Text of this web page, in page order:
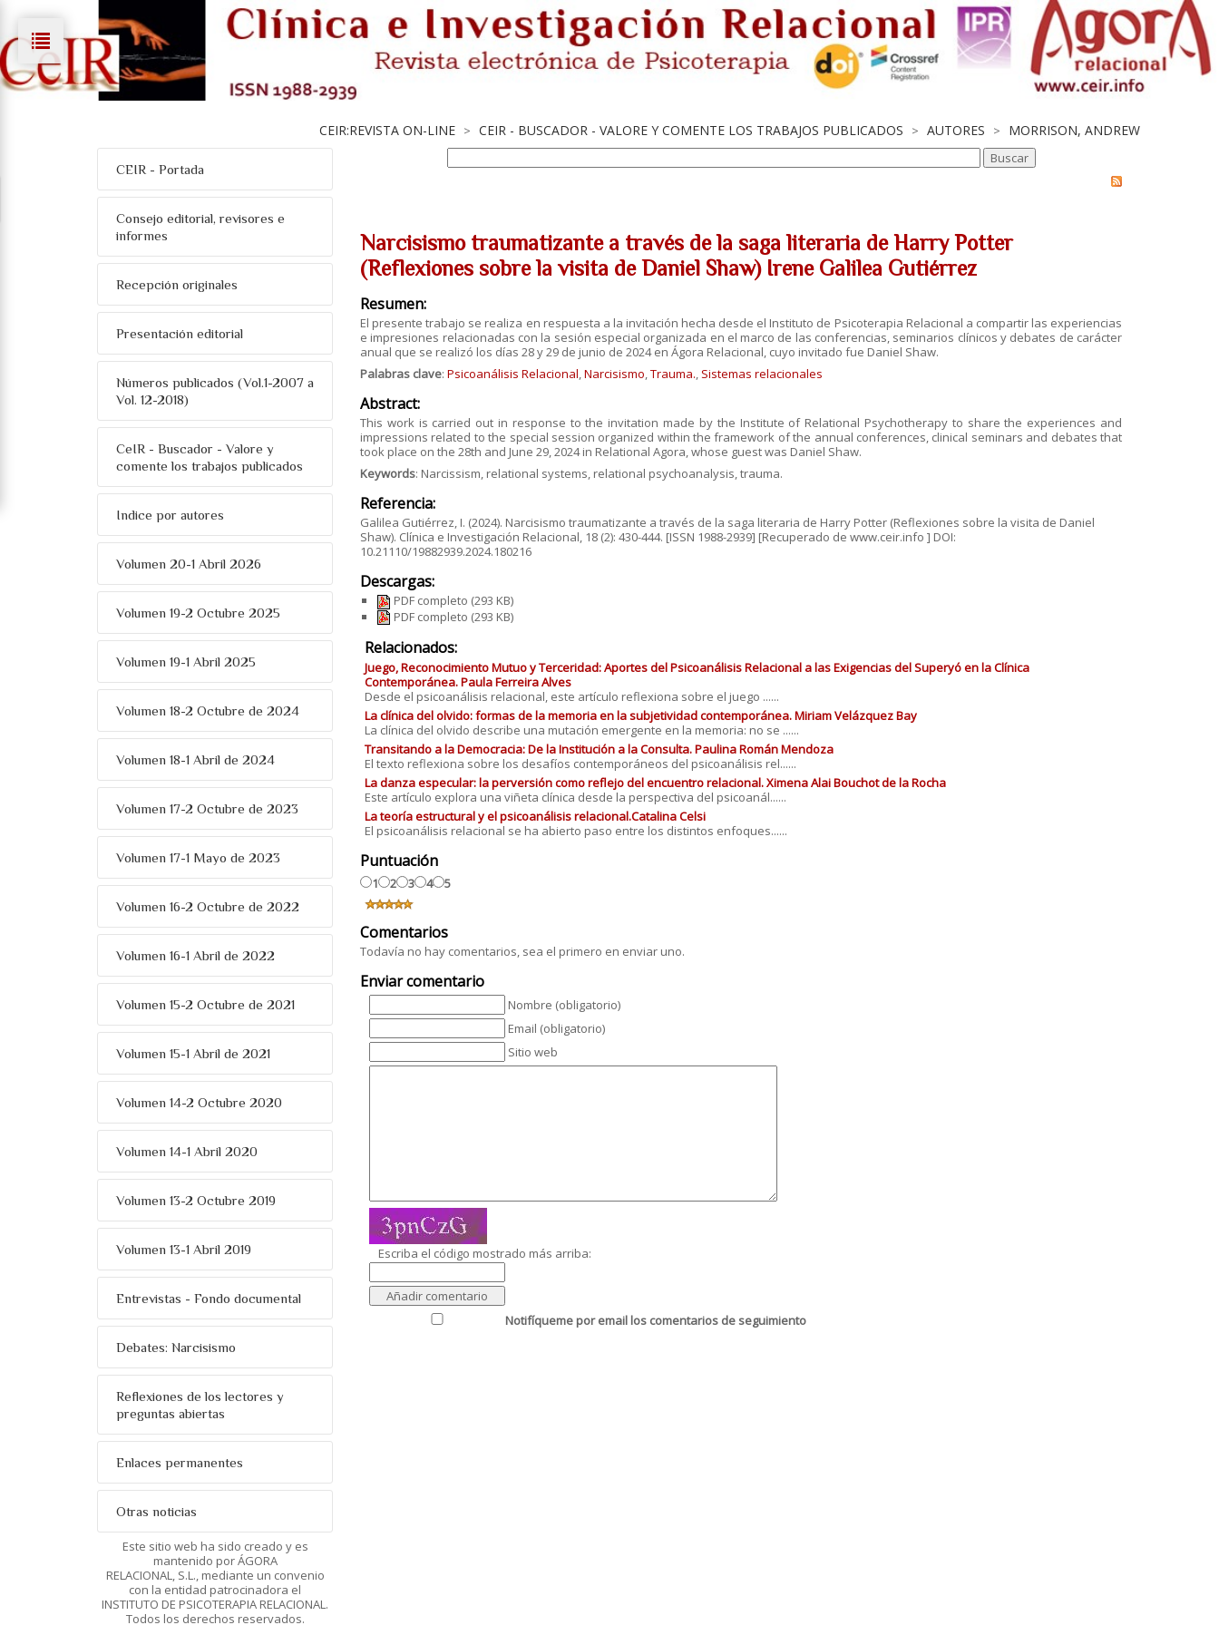
CEIR:REVISTA ON-LINE > CEIR - BUSCADOR - VALORE Y COMENTE LOS TRABAJOS PUBLICADOS > AUTORES > MORRISON, ANDREW
CEIR - Portada
Consejo editorial, revisores e
informes
Recepción originales
Presentación editorial
Números publicados (Vol.1-2007 a
Vol. 12-2018)
CeIR - Buscador - Valore y
comente los trabajos publicados
Indice por autores
Volumen 20-1 Abril 2026
Volumen 19-2 Octubre 2025
Volumen 19-1 Abril 2025
Volumen 18-2 Octubre de 2024
Volumen 18-1 Abril de 2024
Volumen 17-2 Octubre de 2023
Volumen 17-1 Mayo de 2023
Volumen 16-2 Octubre de 2022
Volumen 16-1 Abril de 2022
Volumen 15-2 Octubre de 2021
Volumen 15-1 Abril de 2021
Volumen 14-2 Octubre 2020
Volumen 14-1 Abril 2020
Volumen 13-2 Octubre 2019
Volumen 13-1 Abril 2019
Entrevistas - Fondo documental
Debates: Narcisismo
Reflexiones de los lectores y
preguntas abiertas
Enlaces permanentes
Otras noticias
Este sitio web ha sido creado y es
mantenido por ÁGORA
RELACIONAL, S.L., mediante un convenio
con la entidad patrocinadora el
INSTITUTO DE PSICOTERAPIA RELACIONAL.
Todos los derechos reservados.
Narcisismo traumatizante a través de la saga literaria de Harry Potter
(Reflexiones sobre la visita de Daniel Shaw) Irene Galilea Gutiérrez
Resumen:
El presente trabajo se realiza en respuesta a la invitación hecha desde el Instituto de Psicoterapia Relacional a compartir las experiencias
e impresiones relacionadas con la sesión especial organizada en el marco de las conferencias, seminarios clínicos y debates de carácter
anual que se realizó los días 28 y 29 de junio de 2024 en Ágora Relacional, cuyo invitado fue Daniel Shaw.
Palabras clave: Psicoanálisis Relacional,Narcisismo,Trauma., Sistemas relacionales
Abstract:
This work is carried out in response to the invitation made by the Institute of Relational Psychotherapy to share the experiences and
impressions related to the special session organized within the framework of the annual conferences, clinical seminars and debates that
took place on the 28th and June 29, 2024 in Relational Agora, whose guest was Daniel Shaw.
Keywords: Narcissism, relational systems, relational psychoanalysis, trauma.
Referencia:
Galilea Gutiérrez, I. (2024). Narcisismo traumatizante a través de la saga literaria de Harry Potter (Reflexiones sobre la visita de Daniel
Shaw). Clínica e Investigación Relacional, 18 (2): 430-444. [ISSN 1988-2939] [Recuperado de www.ceir.info ] DOI:
10.21110/19882939.2024.180216
Descargas:
PDF completo (293 KB)
PDF completo (293 KB)
Relacionados:
Juego, Reconocimiento Mutuo y Terceridad: Aportes del Psicoanálisis Relacional a las Exigencias del Superyó en la Clínica
Contemporánea. Paula Ferreira Alves
Desde el psicoanálisis relacional, este artículo reflexiona sobre el juego ......
La clínica del olvido: formas de la memoria en la subjetividad contemporánea. Miriam Velázquez Bay
La clínica del olvido describe una mutación emergente en la memoria: no se ......
Transitando a la Democracia: De la Institución a la Consulta. Paulina Román Mendoza
El texto reflexiona sobre los desafíos contemporáneos del psicoanálisis rel......
La danza especular: la perversión como reflejo del encuentro relacional. Ximena Alai Bouchot de la Rocha
Este artículo explora una viñeta clínica desde la perspectiva del psicoanál......
La teoría estructural y el psicoanálisis relacional.Catalina Celsi
El psicoanálisis relacional se ha abierto paso entre los distintos enfoques......
Puntuación
1 2 3 4 5
Comentarios
Todavía no hay comentarios, sea el primero en enviar uno.
Enviar comentario
Nombre (obligatorio)
Email (obligatorio)
Sitio web
Escriba el código mostrado más arriba:
Notifíqueme por email los comentarios de seguimiento